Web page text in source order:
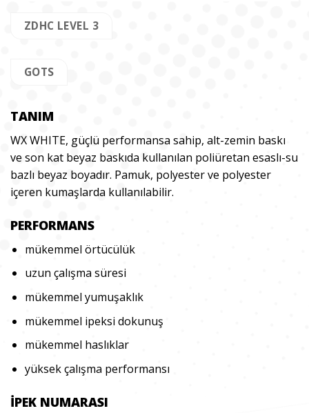
ZDHC LEVEL 3
GOTS
TANIM
WX WHITE, güçlü performansa sahip, alt-zemin baskı
ve son kat beyaz baskıda kullanılan poliüretan esaslı-su
bazlı beyaz boyadır. Pamuk, polyester ve polyester
içeren kumaşlarda kullanılabilir.
PERFORMANS
mükemmel örtücülük
uzun çalışma süresi
mükemmel yumuşaklık
mükemmel ipeksi dokunuş
mükemmel haslıklar
yüksek çalışma performansı
İPEK NUMARASI